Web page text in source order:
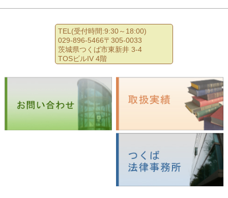
また、小規模な法人の場合、代表者個人の財産と法人の財
貸付金を有していたり、法人が代表者に対して仮払金返還
（精算）請求等の債権を有している場合も多くあります。こ
のような場合、法人の財産調査がなされなければ、代表者個
人の財産状況も正確に把握できないことになります。
さらに、法人の整理がなされないまま代表者個人のみが破産
手続開始決定を受けると、法人と代表者の委任関係は終了す
る（民法６５３条２号）ため、当該法人は代表者のいない状
態となり、円滑な清算手続を取ることが難しくなってしまい
このような事情があるので、法人についても破産申立てを
ることがあります。
そのため、個人再生手続開始の申立前に、税金などの滞納は
どを検討する必要があります。実務上は、分納誓約という方
法が取られることが多いです。
すが、日本弁護士連合会の弁護士検索ページでその弁護士の
氏名を入力すれば、弁護士登録番号を確認することができま
弁護士登録番号の数字が小さい方が弁護士登録した時期が古
く、数字が大きい方が弁護士登録した時期が最近である（経
験年数が少ない）ということになります。
司法修習とは、裁判官、検察官、弁護士になるために、司法
試験合格後に司法研修所で受ける研修のことです。そして、
１９４７年から現在の司法修習制度になり司法修習生を採用
しているので、その年に司法修習を受けて司法研修所を修了
した方が第１期にあたります。法曹三者の間では、この司法
修習期が、法曹としての経験の長さを示すものとして認識さ
れています。そのため、５０期の弁護士の方が７０期の弁護
A,新型コロナウィルス感染のおそれは、まだ続くものと考え
ィルスの感染拡大防止対策は、以下のとおりです。
１、弁護士及び事務職員のマスク着用
２、相談者のマスク着用（マスクをご用意でない方にはマス
クを配布しています）
３、来訪者の手指アルコール消毒徹底（アルコール消毒液を
４、弁護士及び事務職員の手洗い、手指のアルコール消毒
TEL(受付時間:9:30～18:00)
029-896-5466〒305-0033
茨城県つくば市東新井 3-4
TOSビルIV 4階